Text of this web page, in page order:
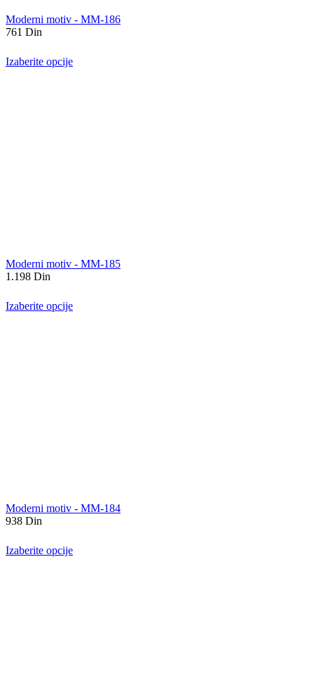
Moderni motiv - MM-186
761 Din
Izaberite opcije
Moderni motiv - MM-185
1.198 Din
Izaberite opcije
Moderni motiv - MM-184
938 Din
Izaberite opcije